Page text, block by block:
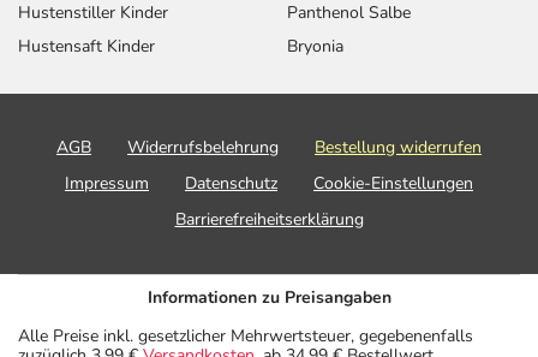
Hustenstiller Kinder
Hustensaft Kinder
Panthenol Salbe
Bryonia
AGB Widerrufsbelehrung
Bestellung widerrufen
Impressum
Datenschutz
Cookie-Einstellungen
Barrierefreiheitserklärung
Informationen zu Preisangaben
Alle Preise inkl. gesetzlicher Mehrwertsteuer, gegebenenfalls